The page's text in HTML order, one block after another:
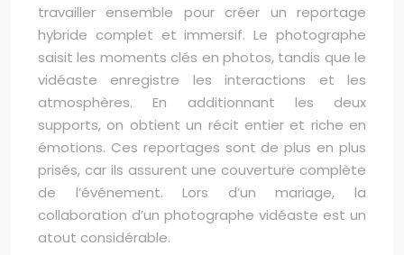
travailler ensemble pour créer un reportage
hybride complet et immersif. Le photographe
saisit les moments clés en photos, tandis que le
vidéaste enregistre les interactions et les
atmosphères. En additionnant les deux
supports, on obtient un récit entier et riche en
émotions. Ces reportages sont de plus en plus
prisés, car ils assurent une couverture complète
de l’événement. Lors d’un mariage, la
collaboration d’un photographe vidéaste est un
atout considérable.